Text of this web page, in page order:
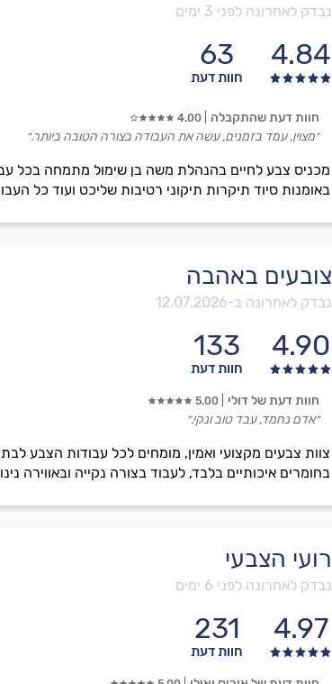
נבדק לאחרונה לפני 3 ימים
4.84
63
חוות דעת
מכניס צבע לחיים בהנהלת משה בן שימול מתמחה בכל
באומנות סיוד תיקרות תיקוני רטיבות שליכט ועוד כל
חוות דעת שהתקבלה 4.00
״מצוין, עמד בזמנים, עשה את העבודה בצורה הטובה ביותר.״
צובעים באהבה
נבדק לאחרונה ב-12.07.2026
4.90
133
חוות דעת
צוות צבעים מקצועי ואמין, מומחים לכל עבודות הצבע
בחומרים איכותיים בלבד, לעבוד בצורה נקייה ובאווירה
חוות דעת של דולי 5.00
״אדם נחמד, עבד טוב ונקי.״
רועי הצבעי
נבדק לאחרונה לפני 6 ימים
4.97
231
חוות דעת